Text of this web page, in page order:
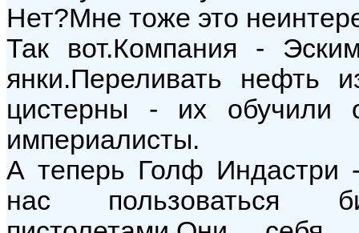
Нет?Мне тоже это
Так вот.Компания -
янки.Переливать
цистерны - их обучили
империалисты.
А теперь Голф Индастри
нас пользоваться